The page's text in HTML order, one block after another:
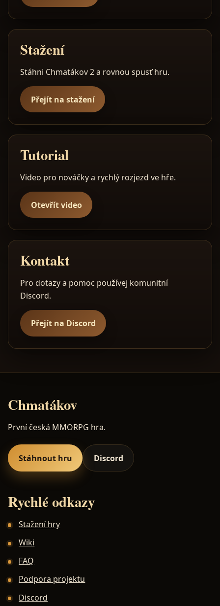
Stažení
Stáhni Chmatákov 2 a rovnou spusť hru.
Přejít na stažení
Tutorial
Video pro nováčky a rychlý rozjezd ve hře.
Otevřít video
Kontakt
Pro dotazy a pomoc používej komunitní
Discord.
Přejít na Discord
Chmatákov
První česká MMORPG hra.
Stáhnout hru Discord
Rychlé odkazy
Stažení hry
Wiki
FAQ
Podpora projektu
Discord